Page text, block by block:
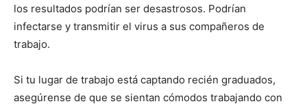
los resultados podrían ser desastrosos. Podrían
infectarse y transmitir el virus a sus compañeros de
trabajo.
Si tu lugar de trabajo está captando recién graduados,
asegúrense de que se sientan cómodos trabajando con